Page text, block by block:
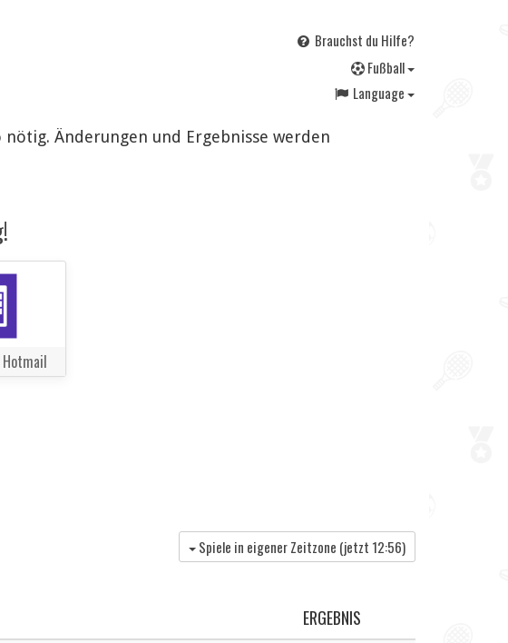
Brauchst du Hilfe?
Fußball
Language
Änderungen und Ergebnisse werden
Spiele in eigener Zeitzone (jetzt 12:56)
ERGEBNIS